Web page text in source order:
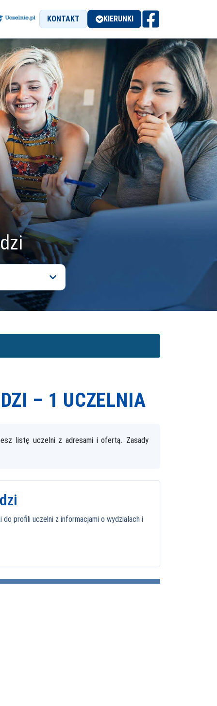
KONTAKT KIERUNKI
– 1 UCZELNIA
listę uczelni z adresami i ofertą. Zasady
profili uczelni z informacjami o wydziałach i